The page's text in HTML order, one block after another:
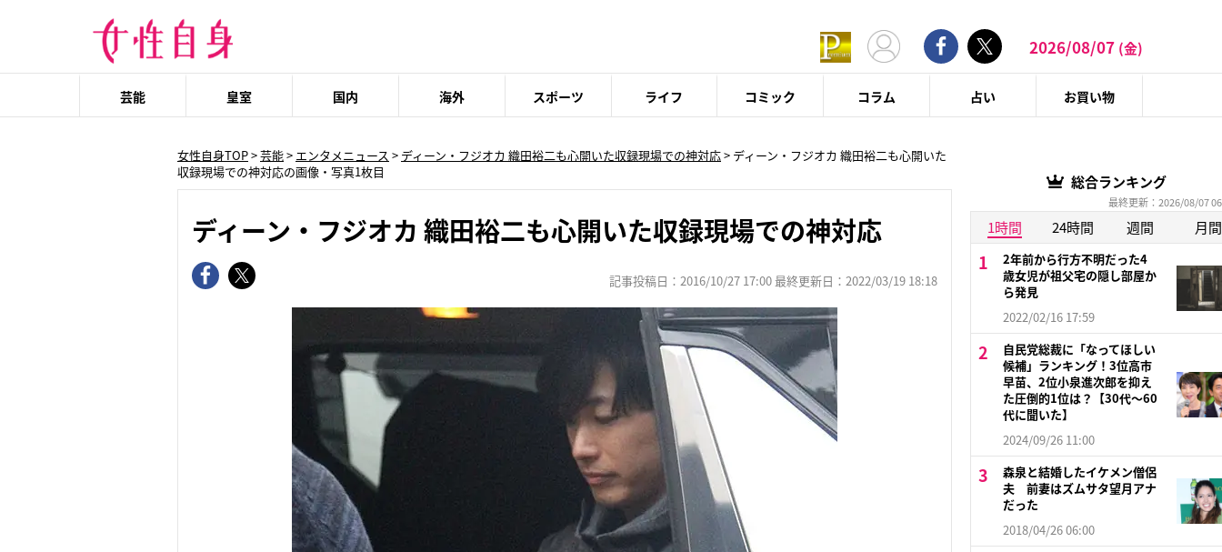
2026/08/07 (金)
芸能 皇室 国内 海外 スポーツ ライフ コミック コラム 占い お買い物
女性自身TOP>芸能> エンタメニュース > ディーン・フジオカ 織田裕二も心開いた収録現場での神対応> ディーン・フジオカ 織田裕二も心開いた
収録現場での神対応の画像・写真1枚目
ディーン・フジオカ 織田裕二も心開いた収録現場での神対応
記事投稿日：2016/10/27 17:00 最終更新日：2022/03/19 18:18
総合ランキング
最終更新：2026/08/07
1時間 24時間 週間 月間
2年前から行方不明だった4
歳女児が祖父宅の隠し部屋か
ら発見
2022/02/16 17:59
自民党総裁に「なってほしい
候補」ランキング！3位高市
早苗、2位小泉進次郎を抑え
た圧倒的1位は？【30代〜60
代に聞いた】
2024/09/26 11:00
森泉と結婚したイケメン僧侶
夫 前妻はズムサタ望月アナ
だった
2018/04/26 06:00